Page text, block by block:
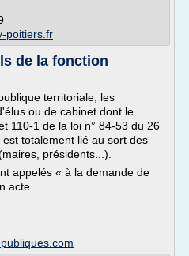
poitiers.fr
de la fonction
territoriale, les
ou de cabinet dont le
110-1 de la loi n° 84-53 du 26
totalement lié au sort des
présidents...).
appelés « à la demande de
acte...